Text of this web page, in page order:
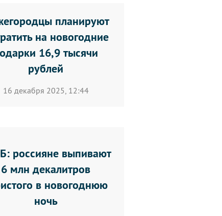
планируют
на новогодние
16,9 тысячи
рублей
16 декабря 2025, 12:44
россияне выпивают
6 млн декалитров
в новогоднюю
ночь